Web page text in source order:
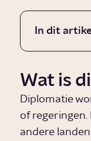
In dit
Wat is
Diplomatie
of
andere